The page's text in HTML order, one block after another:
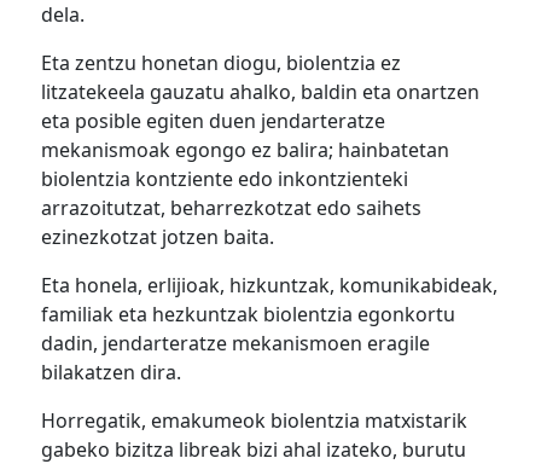
dela.
Eta zentzu honetan diogu, biolentzia ez
litzatekeela gauzatu ahalko, baldin eta onartzen
eta posible egiten duen jendarteratze
mekanismoak egongo ez balira; hainbatetan
biolentzia kontziente edo inkontzienteki
arrazoitutzat, beharrezkotzat edo saihets
ezinezkotzat jotzen baita.
Eta honela, erlijioak, hizkuntzak, komunikabideak,
familiak eta hezkuntzak biolentzia egonkortu
dadin, jendarteratze mekanismoen eragile
bilakatzen dira.
Horregatik, emakumeok biolentzia matxistarik
gabeko bizitza libreak bizi ahal izateko, burutu